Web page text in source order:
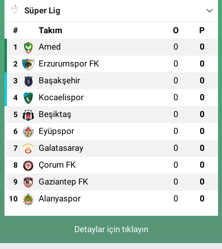
Süper Lig
#
Takım O P
1 Amed 0 0
2 Erzurumspor FK 0 0
3 Başakşehir 0 0
4 Kocaelispor 0 0
5 Beşiktaş 0 0
6 Eyüpspor 0 0
7 Galatasaray 0 0
8 Çorum FK 0 0
9 Gaziantep FK 0 0
10 Alanyaspor 0 0
Detaylar için tıklayın